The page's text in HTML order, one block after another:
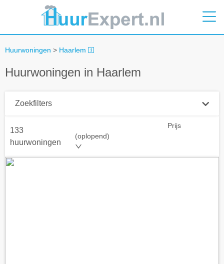
Huurwoningen > Haarlem
Huurwoningen in Haarlem
Zoekfilters
Plaatsnaam
+ 0 km
133
huurwoningen
Prijs
(oplopend)